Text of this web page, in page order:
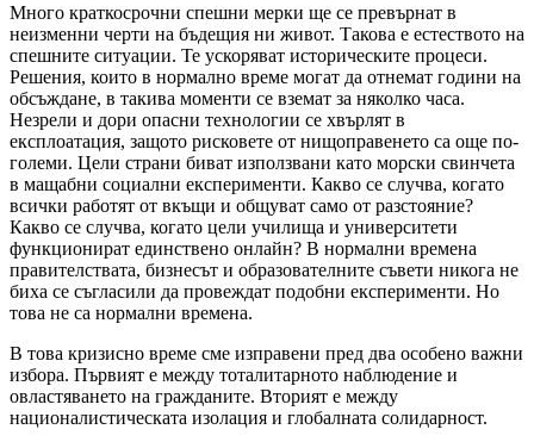
Много краткосрочни спешни мерки ще се превърнат в
неизменни черти на бъдещия ни живот. Такова е естеството на
спешните ситуации. Те ускоряват историческите процеси.
Решения, които в нормално време могат да отнемат години на
обсъждане, в такива моменти се вземат за няколко часа.
Незрели и дори опасни технологии се хвърлят в
експлоатация, защото рисковете от нищоправенето са още по-
големи. Цели страни биват използвани като морски свинчета
в мащабни социални експерименти. Какво се случва, когато
всички работят от вкъщи и общуват само от разстояние?
Какво се случва, когато цели училища и университети
функционират единствено онлайн? В нормални времена
правителствата, бизнесът и образователните съвети никога не
биха се съгласили да провеждат подобни експерименти. Но
това не са нормални времена.
В това кризисно време сме изправени пред два особено важни
избора. Първият е между тоталитарното наблюдение и
овластяването на гражданите. Вторият е между
националистическата изолация и глобалната солидарност.